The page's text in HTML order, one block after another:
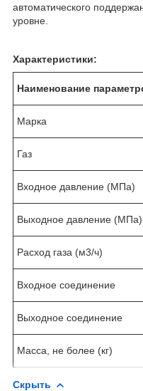
автоматического
уровне.
Характеристики:
Наименование
Марка
Газ
Входное давление (МПа)
Выходное давление (МПа)
Расход газа (м3/ч)
Входное соединение
Выходное соединение
Масса, не более (кг)
Скрыть